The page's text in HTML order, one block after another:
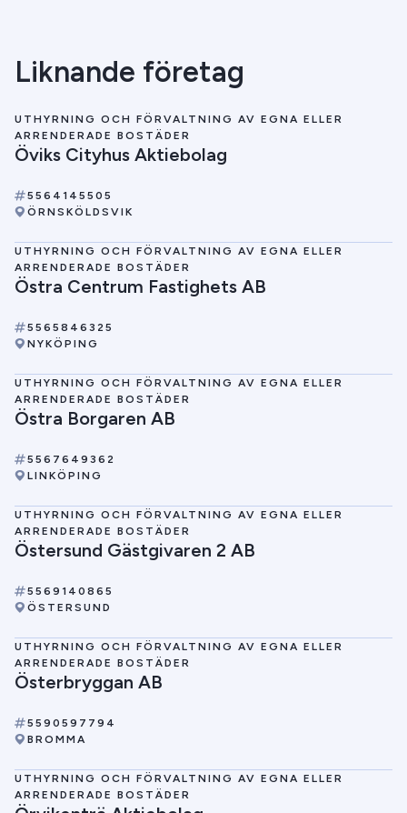
Liknande företag
UTHYRNING OCH FÖRVALTNING AV EGNA ELLER
ARRENDERADE BOSTÄDER
Öviks Cityhus Aktiebolag
5564145505
ÖRNSKÖLDSVIK
UTHYRNING OCH FÖRVALTNING AV EGNA ELLER
ARRENDERADE BOSTÄDER
Östra Centrum Fastighets AB
5565846325
NYKÖPING
UTHYRNING OCH FÖRVALTNING AV EGNA ELLER
ARRENDERADE BOSTÄDER
Östra Borgaren AB
5567649362
LINKÖPING
UTHYRNING OCH FÖRVALTNING AV EGNA ELLER
ARRENDERADE BOSTÄDER
Östersund Gästgivaren 2 AB
5569140865
ÖSTERSUND
UTHYRNING OCH FÖRVALTNING AV EGNA ELLER
ARRENDERADE BOSTÄDER
Österbryggan AB
5590597794
BROMMA
UTHYRNING OCH FÖRVALTNING AV EGNA ELLER
ARRENDERADE BOSTÄDER